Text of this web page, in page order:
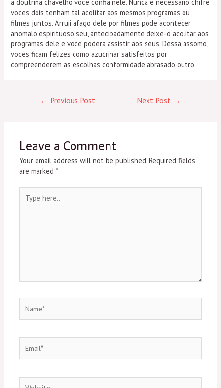
a doutrina chavelho voce confia nele. Nunca e necessario chifre
voces dois tenham tal acolitar aos mesmos programas ou
filmes juntos. Arruii afago dele por filmes pode acontecer
anomalo espirituoso seu, antecipadamente deixe-o acolitar aos
programas dele e voce podera assistir aos seus. Dessa assomo,
voces ficam felizes como azucrinar satisfeitos por
compreenderem as escolhas conformidade abrasado outro.
← Previous Post Next Post →
Leave a Comment
Your email address will not be published. Required fields
are marked*
here..